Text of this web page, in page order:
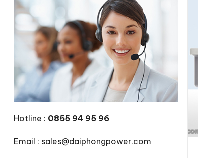
Hotline : 0855 94 95 96
Email : sales@daiphongpower.com